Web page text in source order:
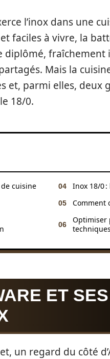
l’inox dans une
faciles à vivre, la
diplômé,
Mais la
et, parmi elles, deux
18/0.
cuisine
Inox 18/0
Comment
Optimiser
ET
un regard du côté